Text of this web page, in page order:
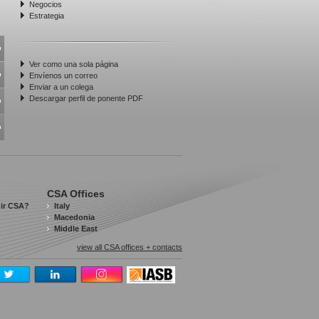
Negocios
Estrategia
Ver como una sola página
Envíenos un correo
Enviar a un colega
Descargar perfil de ponente PDF
CSA?
CSA Offices
Italy
Macedonia
Middle East
view all CSA offices + contacts